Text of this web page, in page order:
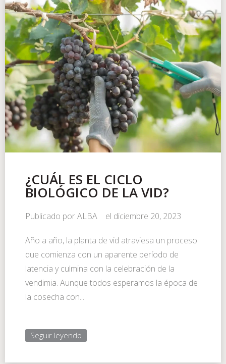
¿CUÁL ES EL CICLO
BIOLÓGICO DE LA VID?
Publicado porALBA el diciembre 20, 2023
Año a año, la planta de vid atraviesa un proceso
que comienza con un aparente período de
latencia y culmina con la celebración de la
vendimia. Aunque todos esperamos la época de
la cosecha con...
Seguir leyendo